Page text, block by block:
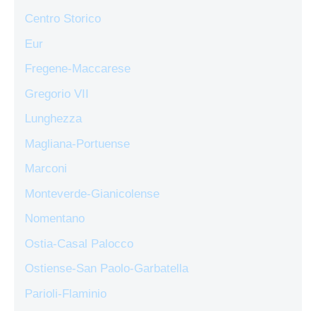
Centro Storico
Eur
Fregene-Maccarese
Gregorio VII
Lunghezza
Magliana-Portuense
Marconi
Monteverde-Gianicolense
Nomentano
Ostia-Casal Palocco
Ostiense-San Paolo-Garbatella
Parioli-Flaminio